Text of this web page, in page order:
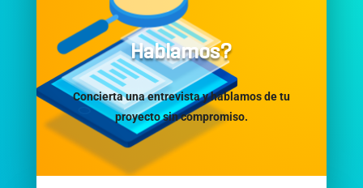
Hablamos?
Concierta una entrevista y hablamos de tu
proyecto sin compromiso.